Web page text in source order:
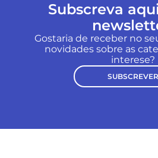
Subscreva
Gostaria de receber no
novidades sobre as
interese?
SUBSCREVER